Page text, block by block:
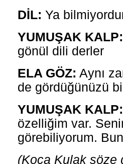
DİL: Ya
YUMUŞAK KALP:
gönül dili derler
ELA GÖZ: Aynı
de gördüğünüzü
YUMUŞAK KALP:
özelliğim var.
görebiliyorum.
(Koca Kulak söze